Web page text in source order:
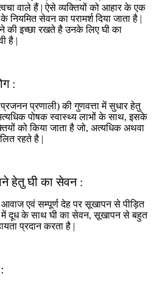
वाले हैं | ऐसे व्यक्तियों को आहार के एक
सेवन का परामर्श दिया जाता है |
की इच्छा रखते है उनके लिए घी का
है |
:
प्रणाली) की गुणवत्ता में सुधार हेतु
पोषक स्वास्थ्य लाभों के साथ, इसके
को किया जाता है जो, अत्यधिक अथवा
रहते है |
हेतु घी का सेवन :
एवं सम्पूर्ण देह पर सूखापन से पीड़ित
में दूध के साथ घी का सेवन, सूखापन से बहुत
प्रदान करता है |